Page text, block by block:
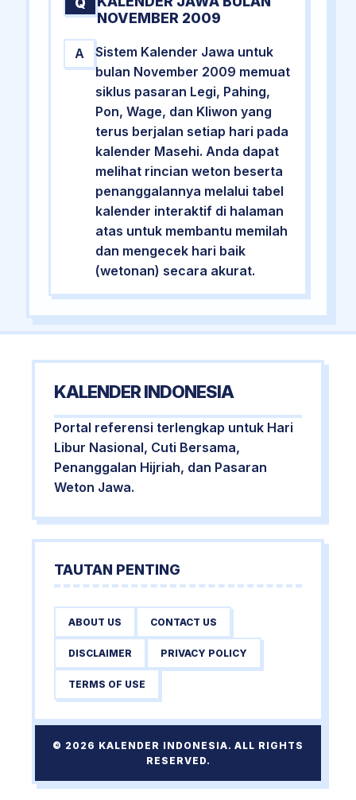
NOVEMBER 2009
A
Sistem Kalender Jawa untuk
bulan November 2009 memuat
siklus pasaran Legi, Pahing,
Pon, Wage, dan Kliwon yang
terus berjalan setiap hari pada
kalender Masehi. Anda dapat
melihat rincian weton beserta
penanggalannya melalui tabel
kalender interaktif di halaman
atas untuk membantu memilah
dan mengecek hari baik
(wetonan) secara akurat.
KALENDER INDONESIA
Portal referensi terlengkap untuk Hari
Libur Nasional, Cuti Bersama,
Penanggalan Hijriah, dan Pasaran
Weton Jawa.
TAUTAN PENTING
ABOUT US CONTACT US
DISCLAIMER PRIVACY POLICY
TERMS OF USE
© 2026 KALENDER INDONESIA. ALL RIGHTS
RESERVED.